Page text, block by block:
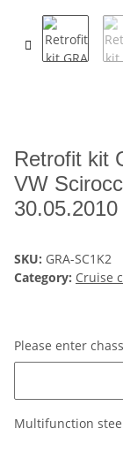
Retrofit kit
VW
30.05.2010
SKU: GRA-SC1K2
Category: Cruise
Please enter
Multifunction